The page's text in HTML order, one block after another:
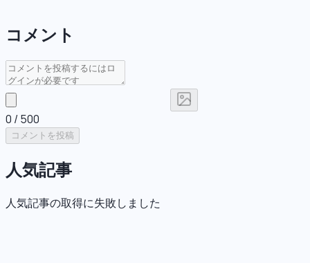
コメント
0 / 500
コメントを投稿
人気記事
人気記事の取得に失敗しました